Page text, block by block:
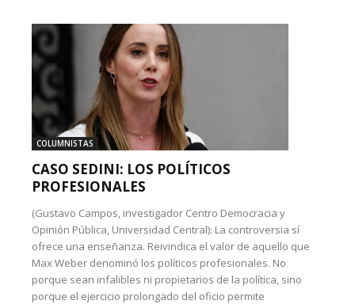
COLUMNISTAS
CASO SEDINI: LOS POLÍTICOS
PROFESIONALES
(Gustavo Campos, investigador Centro Democracia y
Opinión Pública, Universidad Central): La controversia sí
ofrece una enseñanza. Reivindica el valor de aquello que
Max Weber denominó los políticos profesionales. No
porque sean infalibles ni propietarios de la política, sino
porque el ejercicio prolongado del oficio permite